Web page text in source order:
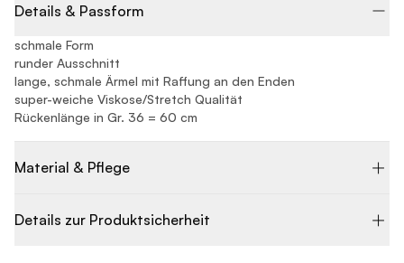
Details & Passform
schmale Form
runder Ausschnitt
lange, schmale Ärmel mit Raffung an den Enden
super-weiche Viskose/Stretch Qualität
Rückenlänge in Gr. 36 = 60 cm
Material & Pflege
Details zur Produktsicherheit